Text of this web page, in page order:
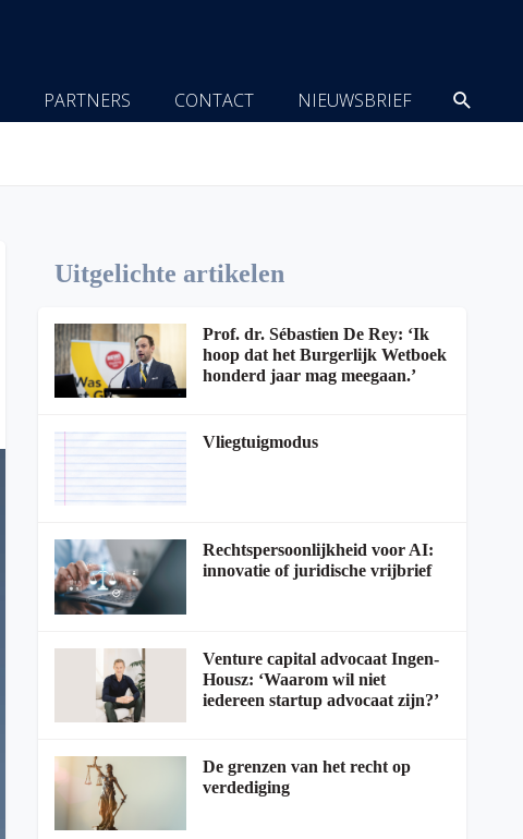
PARTNERS CONTACT NIEUWSBRIEF
Uitgelichte artikelen
Prof. dr. Sébastien De Rey: ‘Ik
hoop dat het Burgerlijk Wetboek
honderd jaar mag meegaan.’
Vliegtuigmodus
Rechtspersoonlijkheid voor AI:
innovatie of juridische vrijbrief
Venture capital advocaat Ingen-
Housz: ‘Waarom wil niet
iedereen startup advocaat zijn?’
De grenzen van het recht op
verdediging